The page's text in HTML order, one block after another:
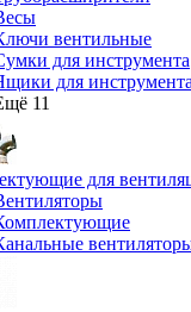
вентильные
для инструмента
для инструмента
11
для